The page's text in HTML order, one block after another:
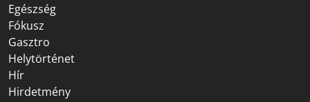
Egészség
Fókusz
Gasztro
Helytörténet
Hír
Hirdetmény